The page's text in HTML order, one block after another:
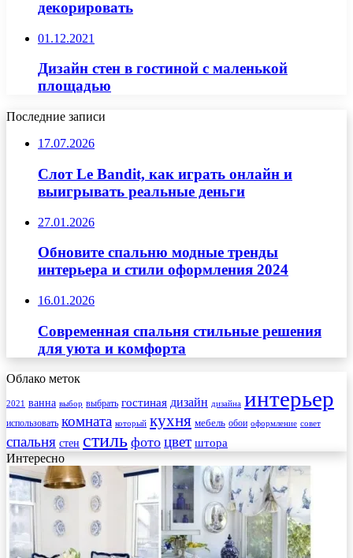
декорировать
01.12.2021
Дизайн стен в гостиной с маленькой
площадью
Последние записи
17.07.2026
Слот Le Bandit, как играть онлайн и
выигрывать реальные деньги
27.01.2026
Обновите спальню модные тренды
интерьера и стили оформления 2024
16.01.2026
Современная спальня стильные решения
для уюта и комфорта
Облако меток
2021 ванна выбор выбрать гостиная дизайн дизайна интерьер
использовать комната который кухня мебель обои оформление совет
спальня стен стиль фото цвет штора
Интересно